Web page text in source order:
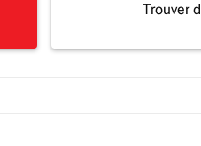
Trouver